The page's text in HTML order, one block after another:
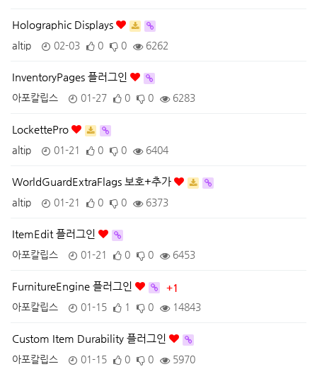
Holographic Displays
altip 02-03 0 0 6262
InventoryPages 플러그인
아포칼립스 01-27 0 0 6283
LockettePro
altip 01-21 0 0 6404
WorldGuardExtraFlags 보호+추가
altip 01-21 0 0 6373
ItemEdit 플러그인
아포칼립스 01-21 0 0 6453
FurnitureEngine 플러그인
+1
아포칼립스
01-15 1 0 14843
Custom Item Durability 플러그인
아포칼립스 01-15 0 0 5970